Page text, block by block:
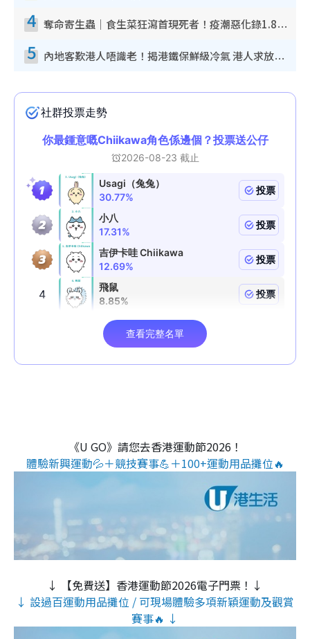
4 奪命寄生蟲｜食生菜狂瀉首現死者！疫潮惡化錄1.8萬宗病例 揭洗菜3大謬誤
5 內地客歎港人唔識老！揭港鐵保鮮級冷氣 港人求放過：咪投訴
《U GO》請您去香港運動節2026！
體驗新興運動💦＋競技賽事💪＋100+運動用品攤位🔥
↓ 【免費送】香港運動節2026電子門票！↓
↓ 設過百運動用品攤位 / 可現場體驗多項新穎運動及觀賞
賽事🔥 ↓